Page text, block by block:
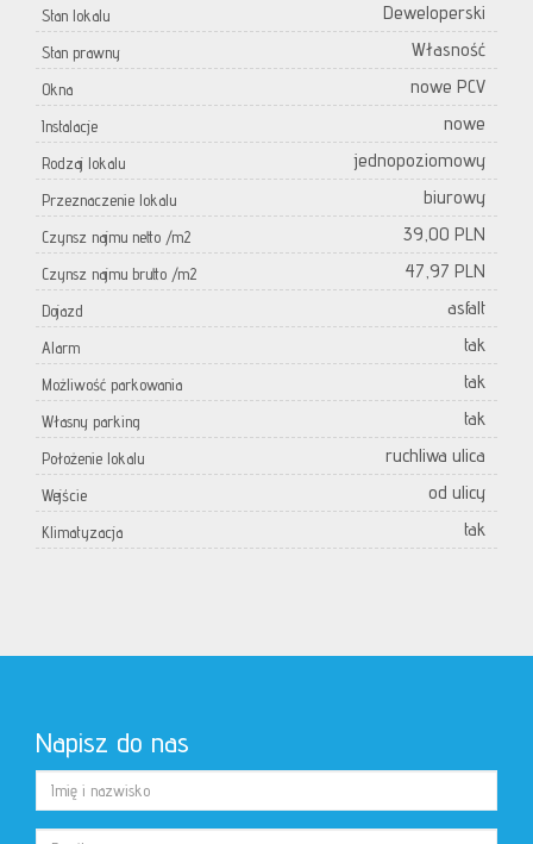
Stan lokalu
Deweloperski
Stan prawny Własność
Okna nowe PCV
Instalacje nowe
Rodzaj lokalu jednopoziomowy
Przeznaczenie lokalu biurowy
Czynsz najmu netto /m2 39,00 PLN
Czynsz najmu brutto /m2 47,97 PLN
Dojazd asfalt
Alarm tak
Możliwość parkowania tak
Własny parking tak
Położenie lokalu ruchliwa ulica
Wejście od ulicy
Klimatyzacja tak
Napisz do nas